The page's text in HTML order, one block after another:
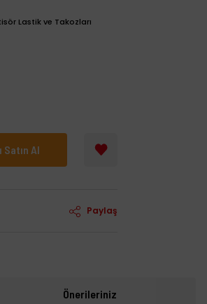
Lastik ve Takozları
Satın Al
Paylaş
Önerileriniz